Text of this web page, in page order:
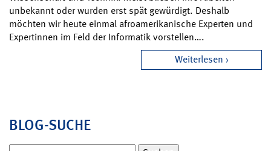
unbekannt oder wurden erst spät gewürdigt. Deshalb
möchten wir heute einmal afroamerikanische Experten und
Expertinnen im Feld der Informatik vorstellen….
Weiterlesen
BLOG-SUCHE